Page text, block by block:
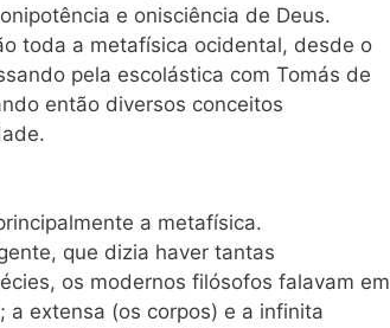
e onisciência de Deus.
toda a metafísica ocidental, desde o
pela escolástica com Tomás de
então diversos conceitos
a metafísica.
que dizia haver tantas
os modernos filósofos falavam em
extensa (os corpos) e a infinita